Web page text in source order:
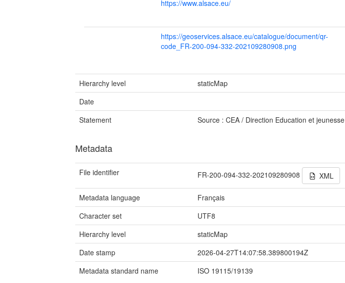
https://www.alsace.eu/
https://geoservices.alsace.eu/catalogue/document/qr-
code_FR-200-094-332-202109280908.png
Hierarchy level
staticMap
Date
Statement
Source : CEA / Direction Education et jeunesse
Metadata
File identifier FR-200-094-332-202109280908 XML
Metadata language
Français
Character set
UTF8
Hierarchy level
staticMap
Date stamp
2026-04-27T14:07:58.389800194Z
Metadata standard name
ISO 19115/19139